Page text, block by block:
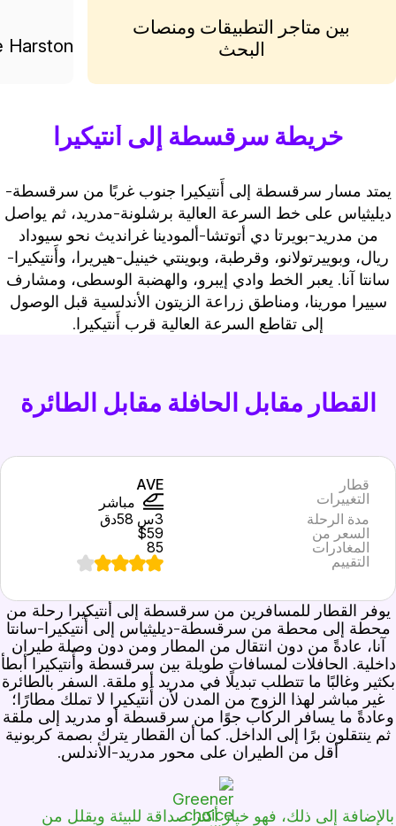
بين متاجر التطبيقات ومنصات
البحث
Harston
خريطة سرقسطة إلى أَنتيكيرا
يمتد مسار سرقسطة إلى أَنتيكيرا جنوب غربًا من سرقسطة-
ديليثياس على خط السرعة العالية برشلونة-مدريد، ثم يواصل
من مدريد-بويرتا دي أتوتشا-ألمودينا غرانديث نحو سيوداد
ريال، وبوييرتولانو، وقرطبة، وبوينتي خينيل-هيريرا، وأَنتيكيرا-
سانتا آنا. يعبر الخط وادي إيبرو، والهضبة الوسطى، ومشارف
سييرا مورينا، ومناطق زراعة الزيتون الأندلسية قبل الوصول
إلى تقاطع السرعة العالية قرب أَنتيكيرا.
القطار مقابل الحافلة مقابل الطائرة
قطار
AVE
التغييرات
مباشر
مدة الرحلة
3س 58دق
السعر من
$59
المغادرات
85
التقييم
يوفر القطار للمسافرين من سرقسطة إلى أَنتيكيرا رحلة من
محطة إلى محطة من سرقسطة-ديليثياس إلى أَنتيكيرا-سانتا
آنا، عادةً من دون انتقال من المطار ومن دون وصلة طيران
الحافلات لمسافات طويلة بين سرقسطة وأَنتيكيرا أبطأ
بكثير وغالبًا ما تتطلب تبديلًا في مدريد أو ملقة. السفر بالطائرة
غير مباشر لهذا الزوج من المدن لأن أَنتيكيرا لا تملك مطارًا؛
وعادةً ما يسافر الركاب جوًا من سرقسطة أو مدريد إلى ملقة
ثم ينتقلون برًا إلى الداخل. كما أن القطار يترك بصمة كربونية
أقل من الطيران على محور مدريد-الأندلس.
بالإضافة إلى ذلك، فهو خيار أكثر صداقة للبيئة ويقلل من